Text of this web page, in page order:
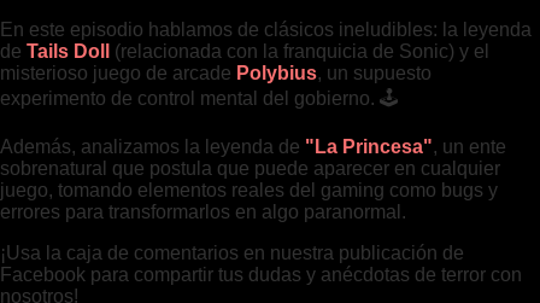
En este episodio hablamos de clásicos ineludibles: la leyenda
de Tails Doll
(relacionada con la franquicia de Sonic) y el
misterioso juego de arcade Polybius, un supuesto
experimento de control mental del gobierno. 🕹️
Además, analizamos la leyenda de "La Princesa", un ente
sobrenatural que postula que puede aparecer en cualquier
juego, tomando elementos reales del gaming como bugs y
errores para transformarlos en algo paranormal.
¡Usa la caja de comentarios en nuestra publicación de
Facebook para compartir tus dudas y anécdotas de terror con
nosotros!